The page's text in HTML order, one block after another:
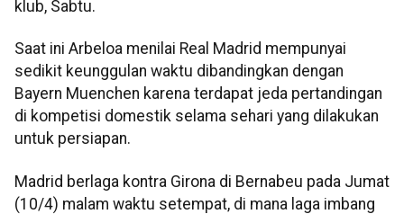
klub, Sabtu.
Saat ini Arbeloa menilai Real Madrid mempunyai
sedikit keunggulan waktu dibandingkan dengan
Bayern Muenchen karena terdapat jeda pertandingan
di kompetisi domestik selama sehari yang dilakukan
untuk persiapan.
Madrid berlaga kontra Girona di Bernabeu pada Jumat
(10/4) malam waktu setempat, di mana laga imbang